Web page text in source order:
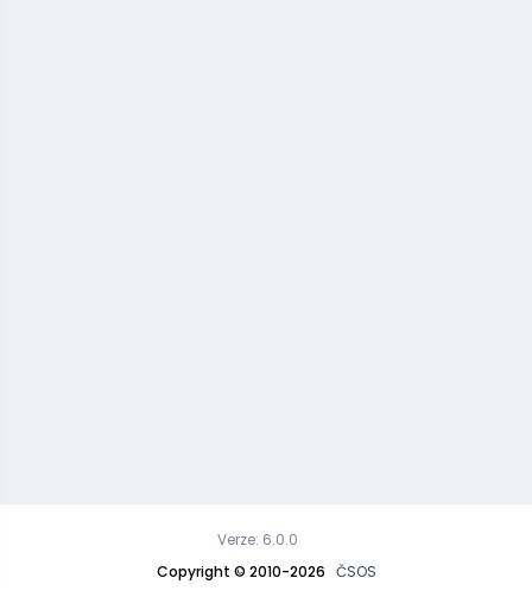
Copyright © 2010-2026 ČSOS
Verze: 6.0.0